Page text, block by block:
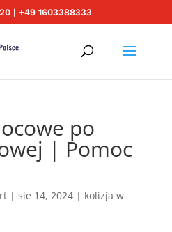
| +49 1603388333
po
| Pomoc
| sie 14, 2024| kolizja w